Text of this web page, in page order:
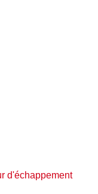
d'échappement